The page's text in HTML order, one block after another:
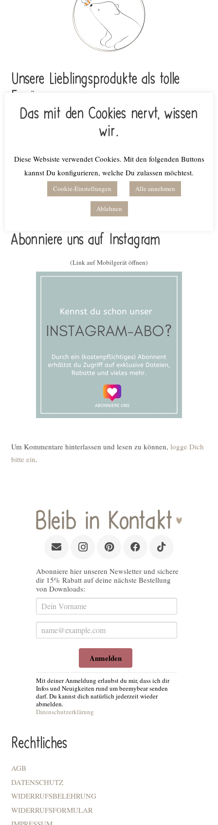
Unsere Lieblings­pro­duk­te als tolle
Ergän­zung
Amazon-Affiliate
Abonniere uns auf Instagram
(Link auf Mobilgerät öffnen)
Um Kommentare hinterlassen und lesen zu können, logge Dich
bitte ein.
Abonniere hier unseren Newsletter und sichere
dir 15% Rabatt auf deine nächste Bestellung
von Downloads:
Anmelden
Mit deiner Anmeldung erlaubst du mir, dass ich dir
Infos und Neuigkeiten rund um beemybear senden
darf. Du kannst dich natürlich jederzeit wieder
abmelden.
Datenschutzerklärung
Rechtliches
AGB
DATENSCHUTZ
WIDERRUFSBELEHRUNG
WIDERRUFSFORMULAR
Das mit den Cookies nervt, wissen
wir.
Diese Websiste verwendet Cookies. Mit den folgenden Buttons
kannst Du konfigurieren, welche Du zulassen möchtest.
Cookie-Einstellungen Alle annehmen
Ablehnen